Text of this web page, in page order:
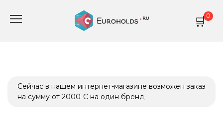
0
Сейчас в нашем интернет-магазине возможен заказ
на сумму от 2000 € на один бренд